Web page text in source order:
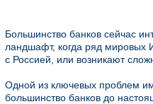
Большинство банков сейчас
ландшафт, когда ряд мировых
с Россией, или возникают
Одной из ключевых проблем
большинство банков до